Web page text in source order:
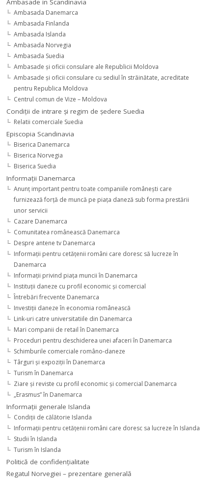
Ambasade in Scandinavia
Ambasada Danemarca
Ambasada Finlanda
Ambasada Islanda
Ambasada Norvegia
Ambasada Suedia
Ambasade şi oficii consulare ale Republicii Moldova
Ambasade şi oficii consulare cu sediul în străinătate, acreditate
pentru Republica Moldova
Centrul comun de Vize – Moldova
Condiţii de intrare şi regim de şedere Suedia
Relatii comerciale Suedia
Episcopia Scandinavia
Biserica Danemarca
Biserica Norvegia
Biserica Suedia
Informaţii Danemarca
Anunţ important pentru toate companiile româneşti care
furnizează forţă de muncă pe piaţa daneză sub forma prestării
unor servicii
Cazare Danemarca
Comunitatea românească Danemarca
Despre antene tv Danemarca
Informaţii pentru cetăţenii români care doresc să lucreze în
Danemarca
Informaţii privind piaţa muncii în Danemarca
Instituţii daneze cu profil economic şi comercial
Întrebări frecvente Danemarca
Investiţii daneze în economia românească
Link-uri catre universitatiile din Danemarca
Mari companii de retail în Danemarca
Proceduri pentru deschiderea unei afaceri în Danemarca
Schimburile comerciale româno-daneze
Târguri şi expoziţii în Danemarca
Turism în Danemarca
Ziare şi reviste cu profil economic şi comercial Danemarca
„Erasmus” în Danemarca
Informaţii generale Islanda
Condiţii de călătorie Islanda
Informaţii pentru cetăţenii români care doresc sa lucreze în Islanda
Studii în Islanda
Turism în Islanda
Politică de confidențialitate
Regatul Norvegiei – prezentare generală